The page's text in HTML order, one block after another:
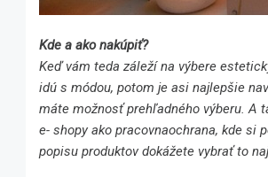
Kde a ako nakúpiť?
Keď vám teda záleží na výbere
idú s módou, potom je asi najlepšie
máte možnosť prehľadného výberu. A
e- shopy ako pracovnaochrana, kde si
popisu produktov dokážete vybrať to